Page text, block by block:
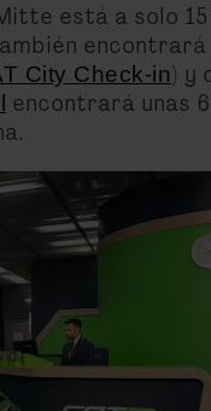
está a solo
City Check-in) y
encontrará unas